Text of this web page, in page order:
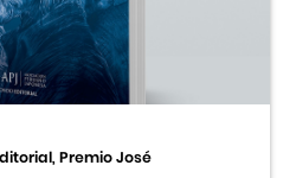
Premio José